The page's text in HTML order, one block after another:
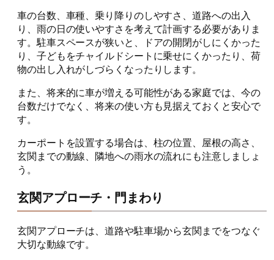
車の台数、車種、乗り降りのしやすさ、道路への出入
り、雨の日の使いやすさを考えて計画する必要がありま
す。駐車スペースが狭いと、ドアの開閉がしにくかった
り、子どもをチャイルドシートに乗せにくかったり、荷
物の出し入れがしづらくなったりします。
また、将来的に車が増える可能性がある家庭では、今の
台数だけでなく、将来の使い方も見据えておくと安心で
す。
カーポートを設置する場合は、柱の位置、屋根の高さ、
玄関までの動線、隣地への雨水の流れにも注意しましょ
う。
玄関アプローチ・門まわり
玄関アプローチは、道路や駐車場から玄関までをつなぐ
大切な動線です。